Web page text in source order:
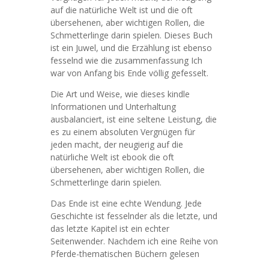
auf die natürliche Welt ist und die oft
übersehenen, aber wichtigen Rollen, die
Schmetterlinge darin spielen. Dieses Buch
ist ein Juwel, und die Erzählung ist ebenso
fesselnd wie die zusammenfassung Ich
war von Anfang bis Ende völlig gefesselt.
Die Art und Weise, wie dieses kindle
Informationen und Unterhaltung
ausbalanciert, ist eine seltene Leistung, die
es zu einem absoluten Vergnügen für
jeden macht, der neugierig auf die
natürliche Welt ist ebook die oft
übersehenen, aber wichtigen Rollen, die
Schmetterlinge darin spielen.
Das Ende ist eine echte Wendung. Jede
Geschichte ist fesselnder als die letzte, und
das letzte Kapitel ist ein echter
Seitenwender. Nachdem ich eine Reihe von
Pferde-thematischen Büchern gelesen